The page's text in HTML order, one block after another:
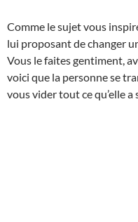
Comme le sujet vous
lui proposant de changer
Vous le faites gentiment,
voici que la personne se
vous vider tout ce qu’elle